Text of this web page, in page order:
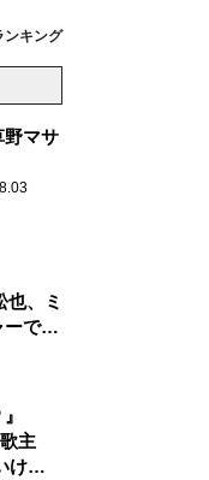
ンキング
マサ
、ミ
ーで美
主
けま